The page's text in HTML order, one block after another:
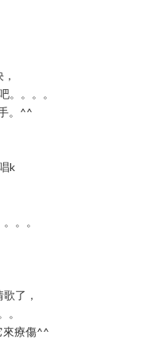
。。。。
。^^
k
。。
了，
。
來療傷^^